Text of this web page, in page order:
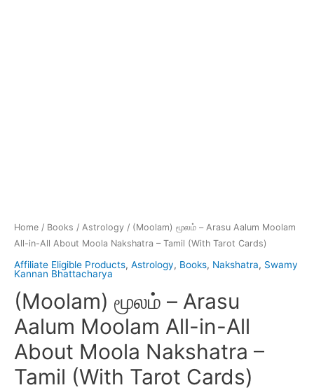
Home / Books / Astrology / (Moolam) மூலம் – Arasu Aalum Moolam
All-in-All About Moola Nakshatra – Tamil (With Tarot Cards)
Affiliate Eligible Products, Astrology, Books, Nakshatra, Swamy
Kannan Bhattacharya
(Moolam) மூலம் – Arasu
Aalum Moolam All-in-All
About Moola Nakshatra –
Tamil (With Tarot Cards)